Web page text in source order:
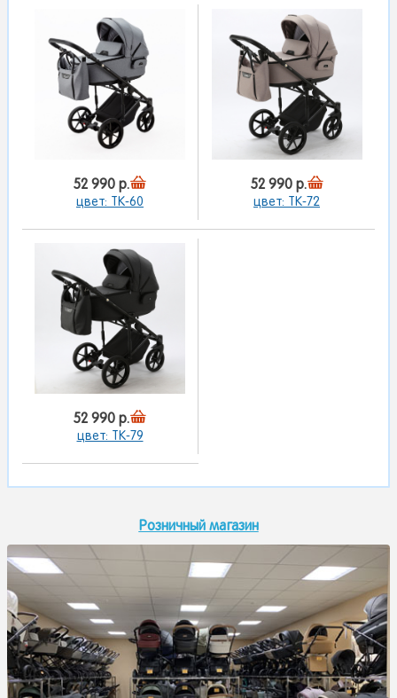
52 990 р.
цвет: TK-60
52 990 р.
цвет: TK-72
52 990 р.
цвет: TK-79
Розничный магазин